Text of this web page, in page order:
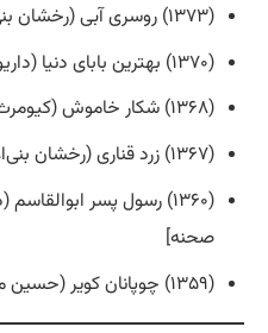
(۱۳۷۳) روسری آبی (رخشان بنی‌اعتماد) [بازیگر]
(۱۳۷۰) بهترین بابای دنیا (داریوش فرهنگ) [بازیگر]
(۱۳۶۸) شکار خاموش (کیومرث پوراحمد) [بازیگر]
(۱۳۶۷) زرد قناری (رخشان بنی‌اعتماد) [بازیگر]
(۱۳۶۰) رسول پسر
صحنه]
(۱۳۵۹) چوپانان کویر (حسین محجوب) [بازیگر-منشی صحنه]